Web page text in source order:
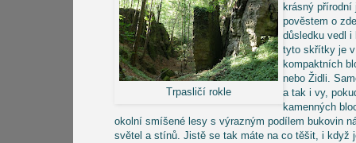
Trpasličí rokle
krásný
pověstem o
důsledku vedl i
tyto skřítky je v
kompaktních
nebo Židli.
a tak i vy,
kamenných
okolní smíšené lesy s výrazným podílem bukovin
světel a stínů. Jistě se tak máte na co těšit, i když